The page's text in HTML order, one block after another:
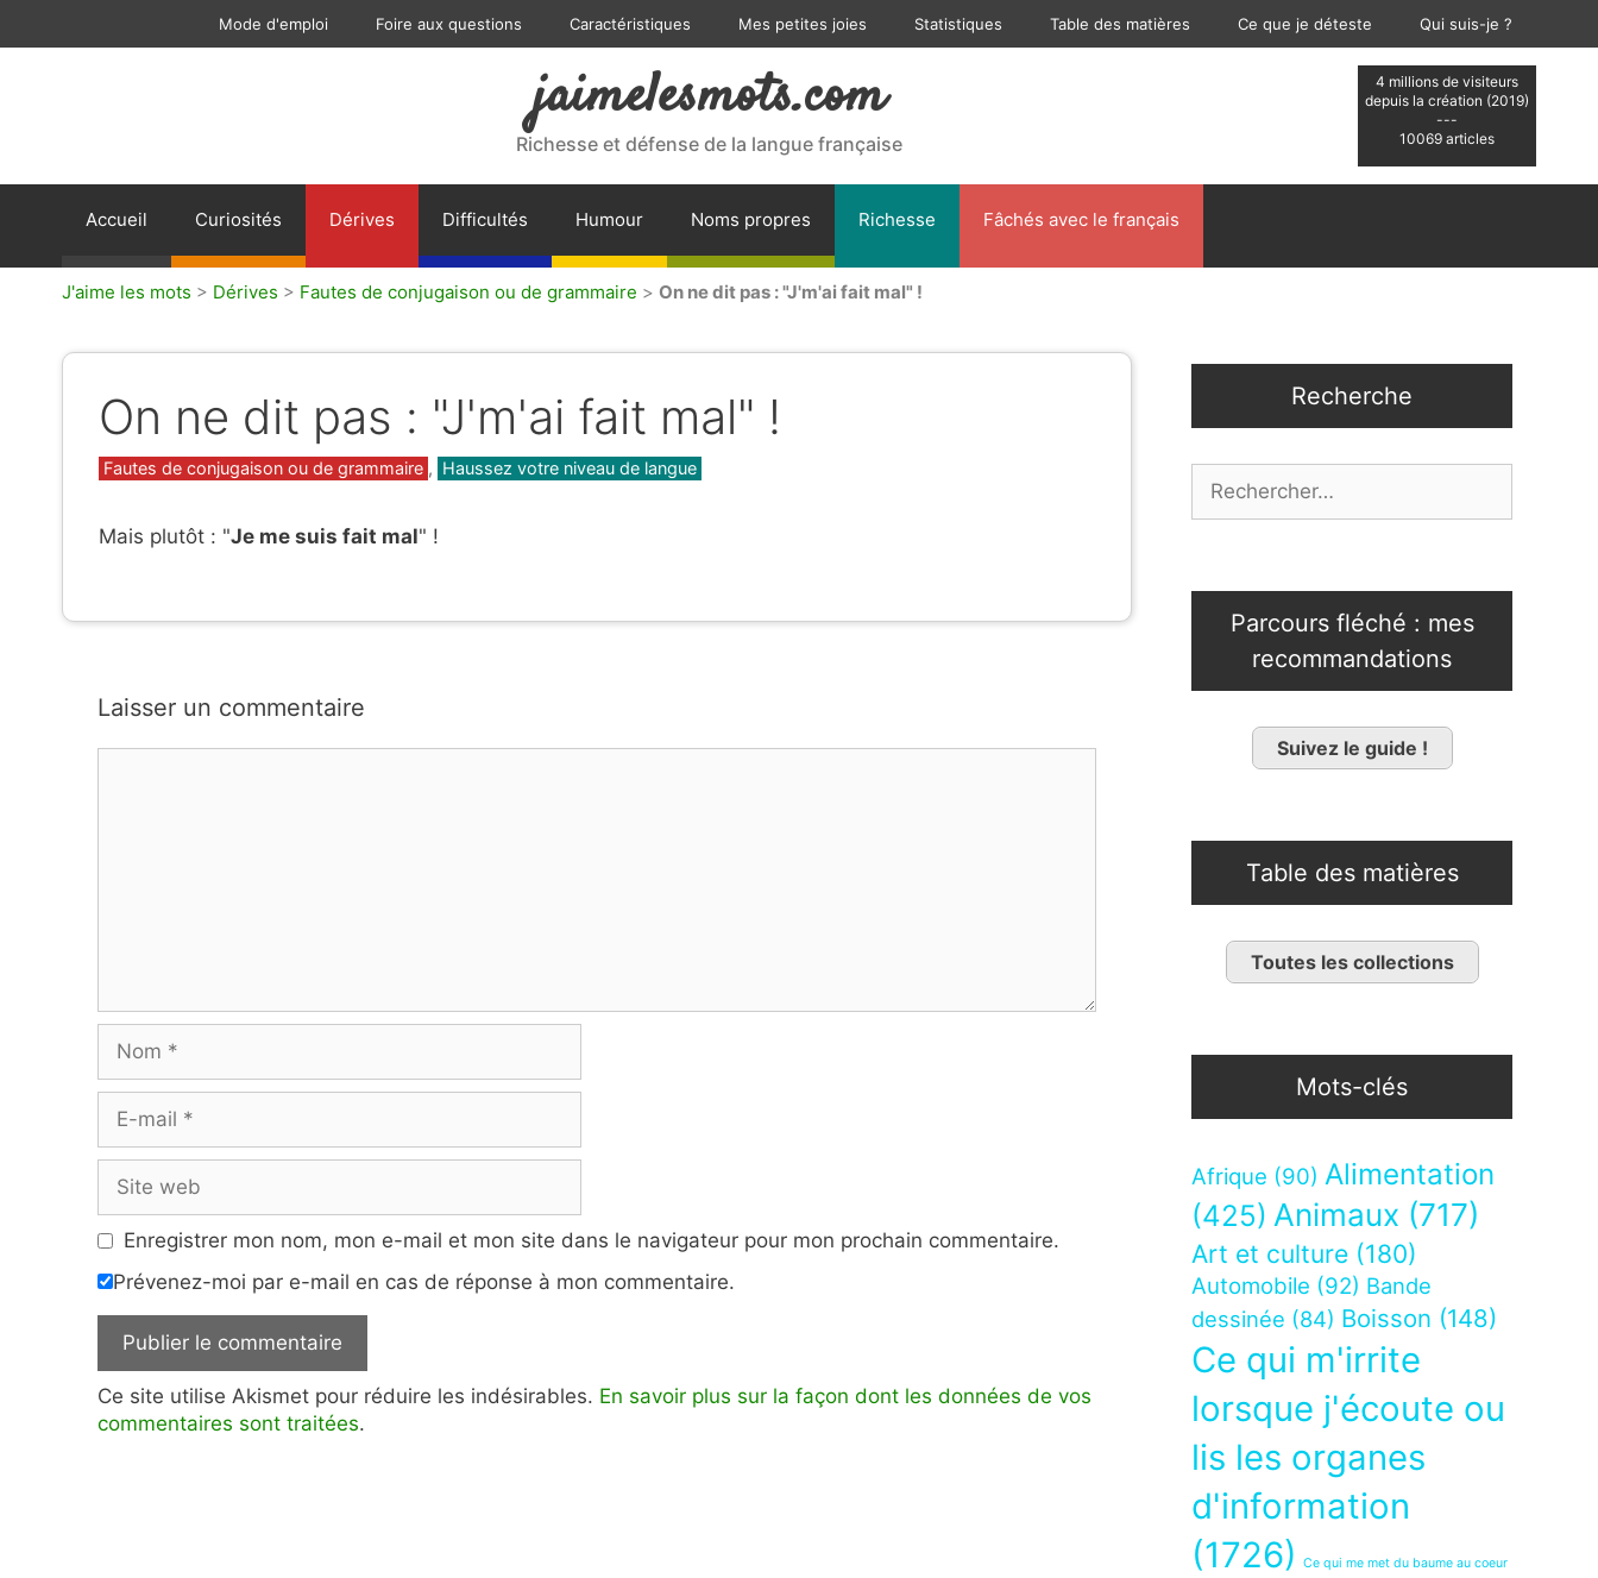
Mode d'emploi Foire aux questions Caractéristiques Mes petites joies Statistiques Table des matières Ce que je déteste Qui suis-je ?
4 millions de visiteurs
depuis la création (2019)
---
10069 articles
jaimelesmots.com
Richesse et défense de la langue française
Accueil Curiosités Dérives Difficultés Humour Noms propres Richesse Fâchés avec le français
J'aime les mots > Dérives > Fautes de conjugaison ou de grammaire > On ne dit pas : "J'm'ai fait mal" !
On ne dit pas : "J'm'ai fait mal" !
Catégories
Fautes de conjugaison ou de grammaire , Haussez votre niveau de langue
Mais plutôt : "Je me suis fait mal" !
Laisser un commentaire
mail
web
Enregistrer mon nom, mon e-mail et mon site dans le navigateur pour mon prochain commentaire.
Prévenez-moi par e-mail en cas de réponse à mon commentaire.
Ce site utilise Akismet pour réduire les indésirables. En savoir plus sur la façon dont les données de vos
commentaires sont traitées.
Recherche
Parcours fléché : mes
recommandations
Suivez le guide !
Table des matières
Toutes les collections
Mots-clés
Afrique (90) Alimentation
(425) Animaux (717)
Art et culture (180)
Automobile (92) Bande
dessinée (84) Boisson (148)
Ce qui m'irrite
lorsque j'écoute ou
lis les organes
d'information
(1726)
Ce qui me met du baume au coeur